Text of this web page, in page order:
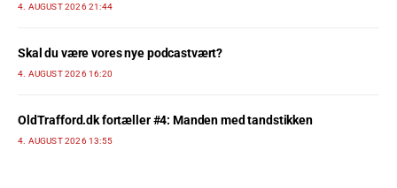
4. AUGUST 2026 21:44
Skal du være vores nye podcastvært?
4. AUGUST 2026 16:20
OldTrafford.dk fortæller #4: Manden med tandstikken
4. AUGUST 2026 13:55